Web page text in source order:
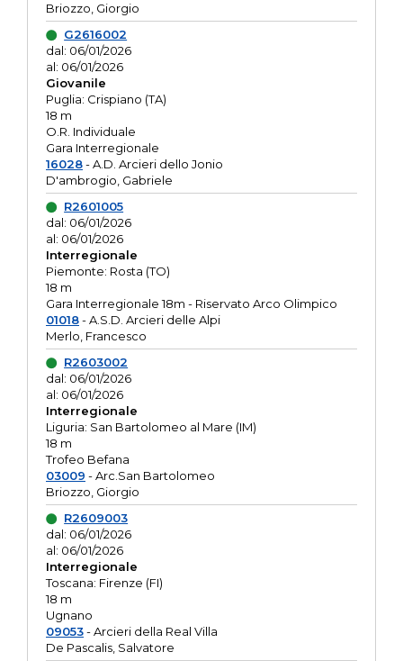
Briozzo, Giorgio
G2616002
dal: 06/01/2026
al: 06/01/2026
Giovanile
Puglia: Crispiano (TA)
18 m
O.R. Individuale
Gara Interregionale
16028- A.D. Arcieri dello Jonio
D'ambrogio, Gabriele
R2601005
dal: 06/01/2026
al: 06/01/2026
Interregionale
Piemonte: Rosta (TO)
18 m
Gara Interregionale 18m - Riservato Arco Olimpico
01018- A.S.D. Arcieri delle Alpi
Merlo, Francesco
R2603002
dal: 06/01/2026
al: 06/01/2026
Interregionale
Liguria: San Bartolomeo al Mare (IM)
18 m
Trofeo Befana
03009 - Arc.San Bartolomeo
Briozzo, Giorgio
R2609003
dal: 06/01/2026
al: 06/01/2026
Interregionale
Toscana: Firenze (FI)
18 m
Ugnano
09053- Arcieri della Real Villa
De Pascalis, Salvatore